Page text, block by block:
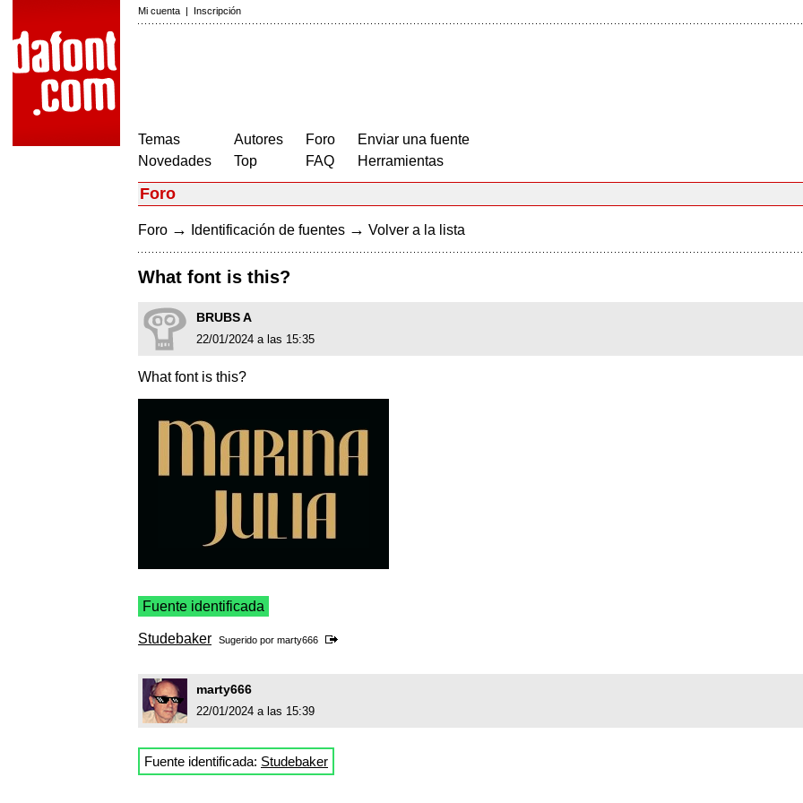
Mi cuenta | Inscripción
Temas
Novedades
Autores
Top
Foro
FAQ
Enviar una fuente
Herramientas
Foro
Foro → Identificación de fuentes → Volver a la lista
What font is this?
BRUBS A
22/01/2024 a las 15:35
What font is this?
Fuente identificada
Studebaker Sugerido por marty666
marty666
22/01/2024 a las 15:39
Fuente identificada: Studebaker